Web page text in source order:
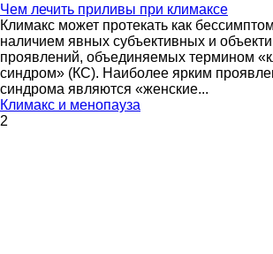
Чем лечить приливы при климаксе
Климакс может протекать как
наличием явных субъективных и
проявлений, объединяемых термином
синдром» (КС). Наиболее ярким
синдрома являются «женские...
Климакс и менопауза
2